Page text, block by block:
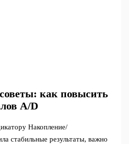
как повысить
A/D
Накопление/
стабильные результаты, важно